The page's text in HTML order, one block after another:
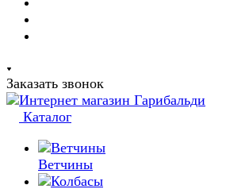
Заказать звонок
Каталог
Ветчины